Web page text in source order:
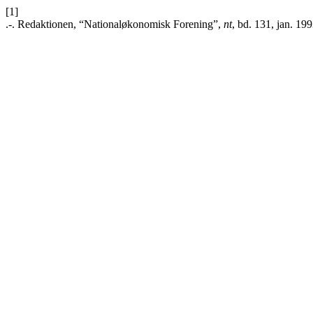
[1]
.-. Redaktionen, “Nationaløkonomisk Forening”, nt, bd. 131, jan.